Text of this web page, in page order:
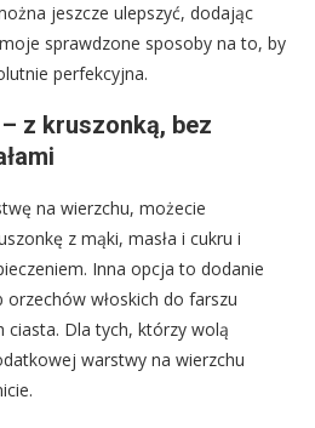
jeszcze ulepszyć, dodając
sprawdzone sposoby na to, by
perfekcyjna.
z kruszonką, bez
na wierzchu, możecie
z mąki, masła i cukru i
Inna opcja to dodanie
orzechów włoskich do farszu
ciasta. Dla tych, którzy wolą
warstwy na wierzchu